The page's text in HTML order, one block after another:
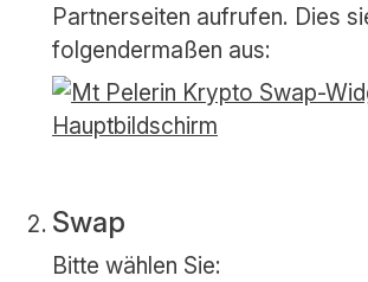
Partnerseiten aufrufen. Dies
folgendermaßen aus:
Swap
Bitte wählen Sie: